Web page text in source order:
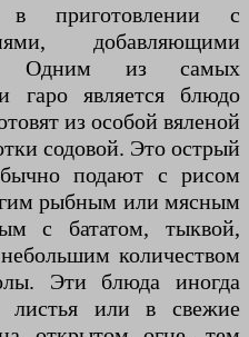
приготовлении с
добавляющими
Одним из самых
гаро является блюдо
из особой вяленой
содовой. Это острый
подают с рисом
рыбным или мясным
с бататом, тыквой,
количеством
Эти блюда иногда
листья или в свежие